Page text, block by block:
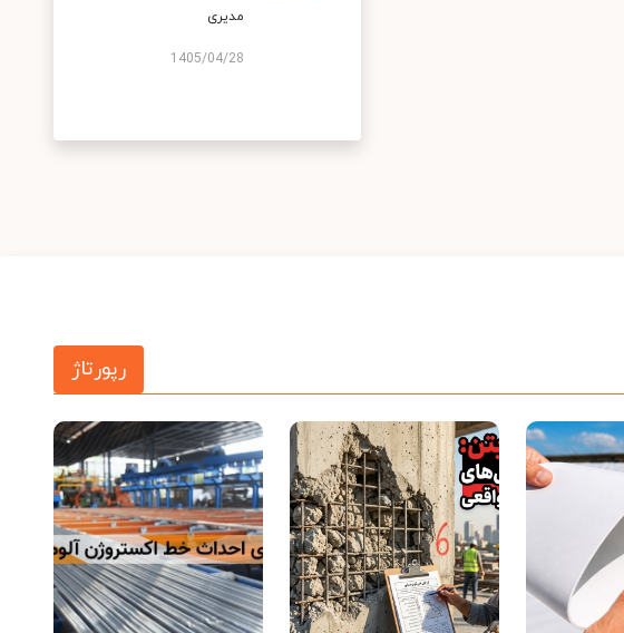
مدیری
1405/04/28
رپورتاژ